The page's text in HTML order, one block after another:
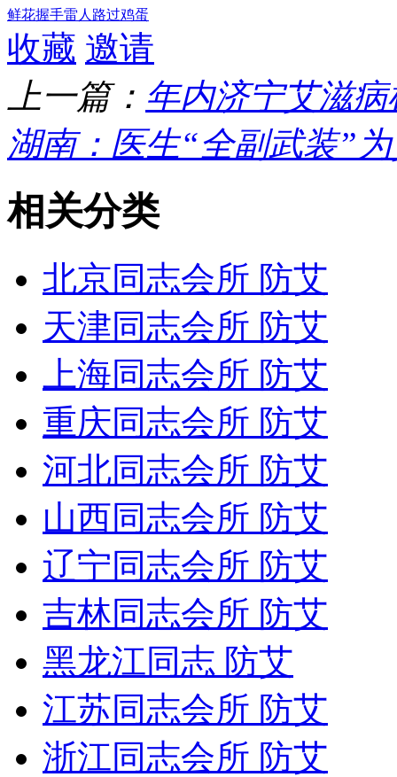
鲜花握手雷人 路过鸡蛋
收藏 邀请
上一篇： 年内济宁艾滋
湖南：医生“全副武装”
相关分类
北京同志会所 防艾
天津同志会所 防艾
上海同志会所 防艾
重庆同志会所 防艾
河北同志会所 防艾
山西同志会所 防艾
辽宁同志会所 防艾
吉林同志会所 防艾
黑龙江同志 防艾
江苏同志会所 防艾
浙江同志会所 防艾